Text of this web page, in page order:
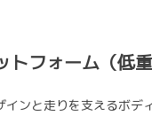
トフォーム（低
ンと走りを支えるボディ